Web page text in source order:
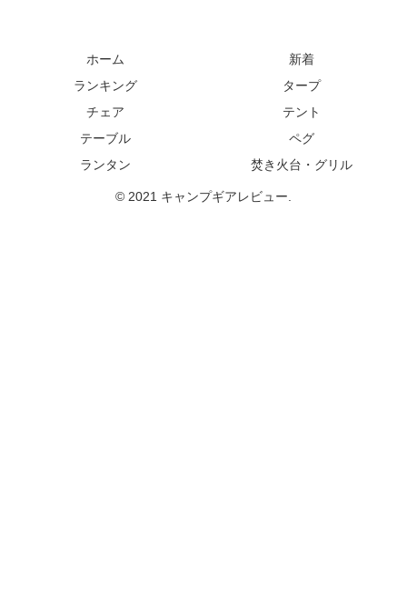
ホーム
新着
ランキング
タープ
チェア
テント
テーブル
ペグ
ランタン
焚き火台・グリル
© 2021 キャンプギアレビュー.